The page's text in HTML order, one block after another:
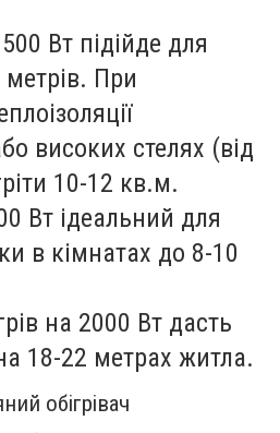
Вт підійде для
При
високих стелях (від
10-12 кв.м.
Вт ідеальний для
в кімнатах до 8-10
на 2000 Вт дасть
18-22 метрах житла.
обігрівач